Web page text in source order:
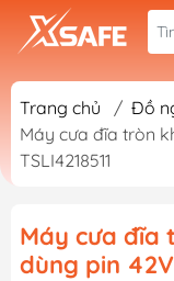
Trang chủ / Đồ
Máy cưa đĩa tròn
TSLI4218511
Máy cưa đĩa
dùng pin 42V